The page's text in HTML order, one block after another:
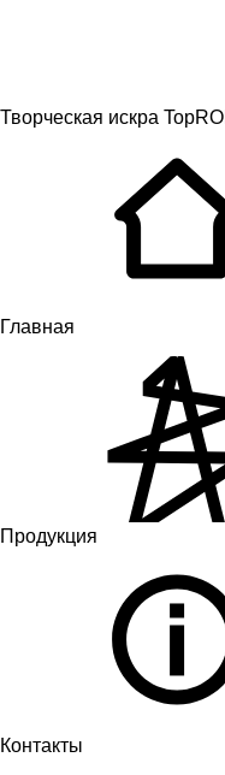
Творческая искра TopROI
Главная
Продукция
Контакты